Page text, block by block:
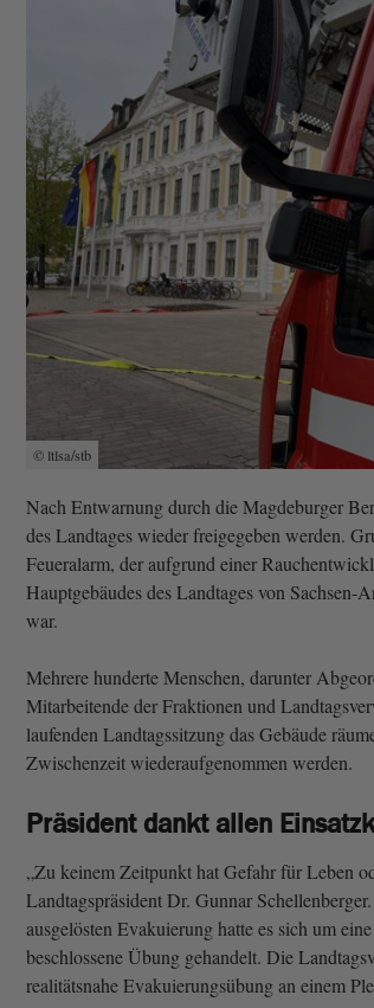
© ltlsa/stb
Nach Entwarnung durch die Magdeburger
des Landtages wieder freigegeben werden.
Feueralarm, der aufgrund einer
Hauptgebäudes des Landtages von Sachsen-
war.
Mehrere hunderte Menschen, darunter
Mitarbeitende der Fraktionen und
laufenden Landtagssitzung das Gebäude
Zwischenzeit wiederaufgenommen werden.
Präsident dankt allen
„Zu keinem Zeitpunkt hat Gefahr für Leben
Landtagspräsident Dr. Gunnar
ausgelösten Evakuierung hatte es sich um
beschlossene Übung gehandelt. Die
realitätsnahe Evakuierungsübung an einem